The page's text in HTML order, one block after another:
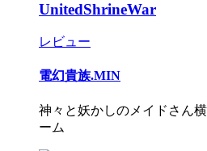
UnitedShrineWar
レビュー
電幻貴族.MIN
神々と妖かしのメイドさん
ーム